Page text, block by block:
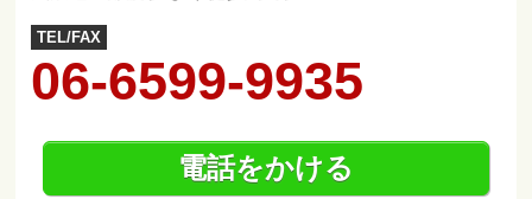
TEL/FAX
06-6599-9935
電話をかける